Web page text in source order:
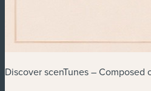
Discover scenTunes – Composed